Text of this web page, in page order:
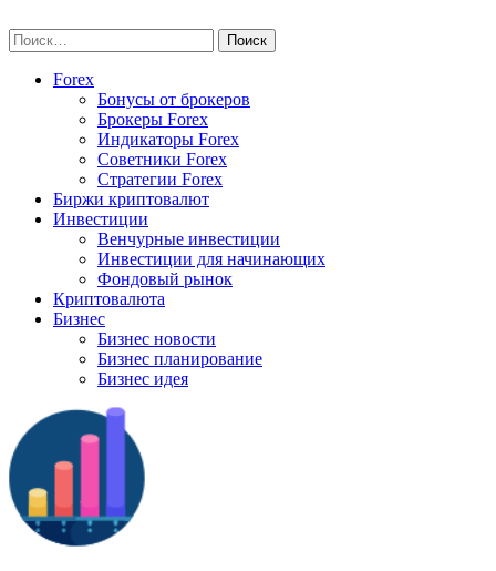
to
content
Найти:
Forex
Бонусы от брокеров
Брокеры Forex
Индикаторы Forex
Советники Forex
Стратегии Forex
Биржи криптовалют
Инвестиции
Венчурные инвестиции
Инвестиции для начинающих
Фондовый рынок
Криптовалюта
Бизнес
Бизнес новости
Бизнес планирование
Бизнес идея